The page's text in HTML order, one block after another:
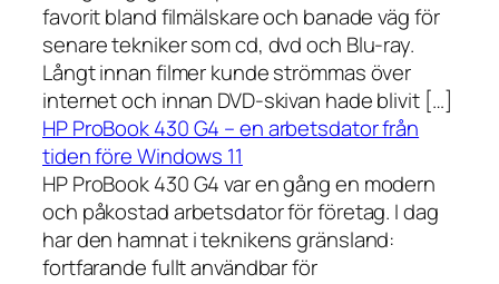
favorit bland filmälskare och banade väg för
senare tekniker som cd, dvd och Blu-ray.
Långt innan filmer kunde strömmas över
internet och innan DVD-skivan hade blivit […]
HP ProBook 430 G4 – en arbetsdator från
tiden före Windows 11
HP ProBook 430 G4 var en gång en modern
och påkostad arbetsdator för företag. I dag
har den hamnat i teknikens gränsland:
fortfarande fullt användbar för